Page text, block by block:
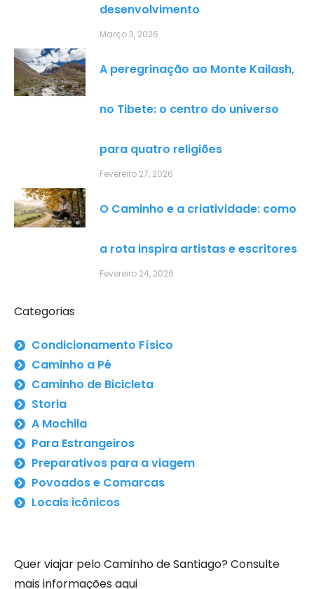
desenvolvimento
Março 3, 2026
A peregrinação ao Monte Kailash,
no Tibete: o centro do universo
para quatro religiões
Fevereiro 27, 2026
O Caminho e a criatividade: como
a rota inspira artistas e escritores
Fevereiro 24, 2026
Categorias
Condicionamento Físico
Caminho a Pé
Caminho de Bicicleta
Storia
A Mochila
Para Estrangeiros
Preparativos para a viagem
Povoados e Comarcas
Locais icônicos
Quer viajar pelo Caminho de Santiago? Consulte
mais informações aqui